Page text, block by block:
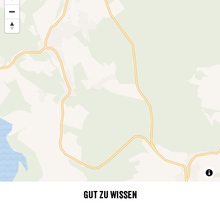
Gut zu wissen